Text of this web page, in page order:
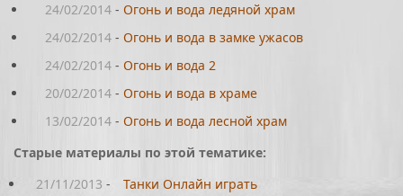
24/02/2014 - Огонь и вода ледяной храм
24/02/2014 - Огонь и вода в замке ужасов
24/02/2014 - Огонь и вода 2
20/02/2014 - Огонь и вода в храме
13/02/2014 - Огонь и вода лесной храм
Старые материалы по этой тематике:
21/11/2013 - Танки Онлайн играть